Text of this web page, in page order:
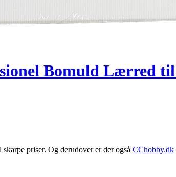
Bomuld Lærred
priser. Og derudover er der også CChobby.dk